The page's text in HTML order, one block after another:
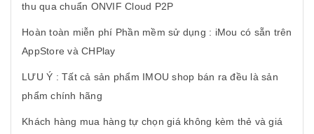
thu qua chuẩn ONVIF Cloud P2P
Hoàn toàn miễn phí Phần mềm sử dụng : iMou có sẵn trên
AppStore và CHPlay
LƯU Ý : Tất cả sản phẩm IMOU shop bán ra đều là sản
phẩm chính hãng
Khách hàng mua hàng tự chọn giá không kèm thẻ và giá